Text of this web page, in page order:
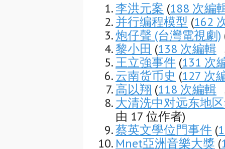
李洪元案 (188 次編
并行编程模型 (162
炮仔聲 (台灣電視劇)
黎小田 (138 次編輯
王立強事件 (131 次
云南货币史 (127 次
高以翔 (118 次編輯
大清洗中对远东地
由 17 位作者)
蔡英文學位門事件 (
Mnet亞洲音樂大獎 (